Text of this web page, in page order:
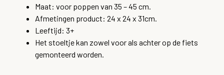
Maat: voor poppen van 35 – 45 cm.
Afmetingen product: 24 x 24 x 31cm.
Leeftijd: 3+
Het stoeltje kan zowel voor als achter op de fiets
gemonteerd worden.